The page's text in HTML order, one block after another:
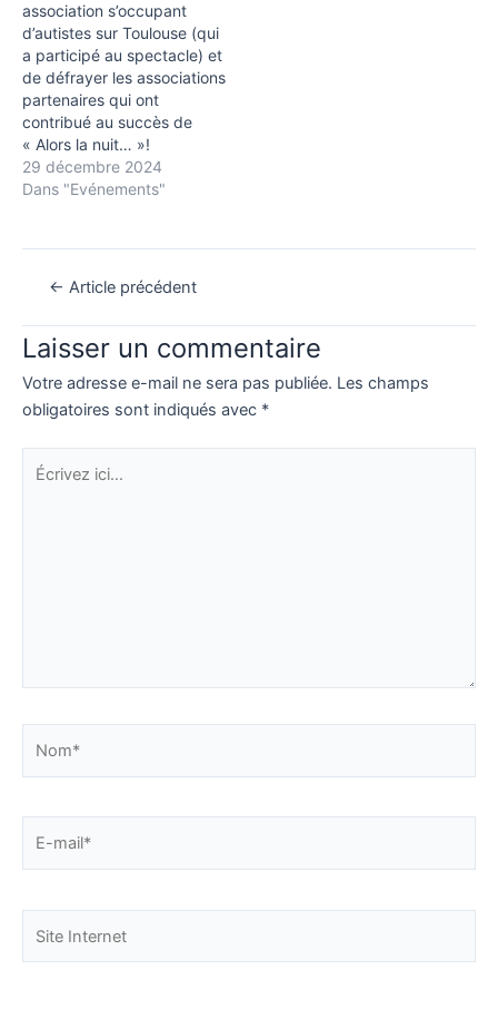
association s’occupant
d’autistes sur Toulouse (qui
a participé au spectacle) et
de défrayer les associations
partenaires qui ont
contribué au succès de
« Alors la nuit… »!
29 décembre 2024
Dans "Evénements"
Navigation
articles
← Article précédent
Laisser un commentaire
Votre adresse e-mail ne sera pas publiée. Les champs
obligatoires sont indiqués avec *
Écrivez
ici…
mail*
Internet